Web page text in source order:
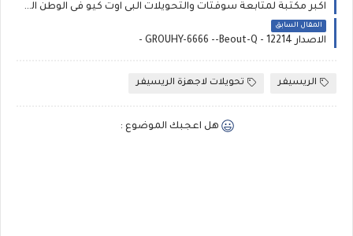
اكبر مكتبة لمتابعة سوفتات والتحويلات البى اوت كيو فى الوطن العربى
المقال السابق
الاصدار 12214 - GROUHY-6666 --Beout-Q -
الريسيفر تحويلات لاجهزة الريسيفر
هل اعجبك الموضوع :